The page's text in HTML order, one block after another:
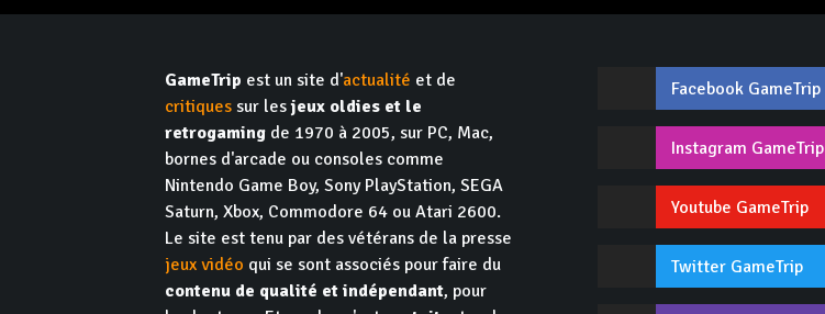
GameTrip est un site d'actualité et de
critiques sur lesjeux oldies et le
retrogaming de 1970 à 2005, sur PC, Mac,
bornes d'arcade ou consoles comme
Nintendo Game Boy, Sony PlayStation, SEGA
Saturn, Xbox, Commodore 64 ou Atari 2600.
Le site est tenu par des vétérans de la presse
jeux vidéo qui se sont associés pour faire du
contenu de qualité et indépendant, pour
Facebook GameTrip
Instagram GameTrip
Youtube GameTrip
Twitter GameTrip